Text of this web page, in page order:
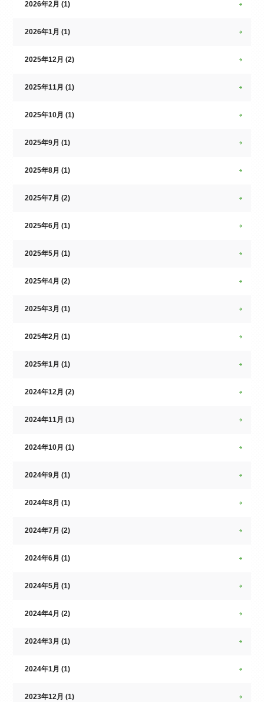
2026年2月 (1)
2026年1月 (1)
2025年12月 (2)
2025年11月 (1)
2025年10月 (1)
2025年9月 (1)
2025年8月 (1)
2025年7月 (2)
2025年6月 (1)
2025年5月 (1)
2025年4月 (2)
2025年3月 (1)
2025年2月 (1)
2025年1月 (1)
2024年12月 (2)
2024年11月 (1)
2024年10月 (1)
2024年9月 (1)
2024年8月 (1)
2024年7月 (2)
2024年6月 (1)
2024年5月 (1)
2024年4月 (2)
2024年3月 (1)
2024年1月 (1)
2023年12月 (1)